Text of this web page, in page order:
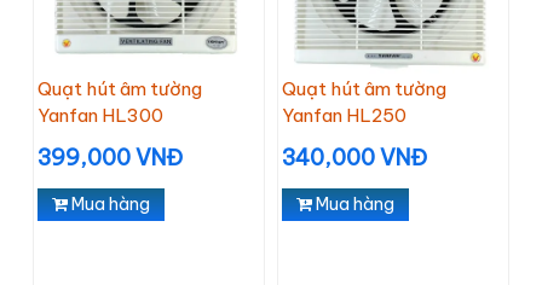
Quạt hút âm tường
Yanfan HL300
399,000 VNĐ
Mua hàng
Quạt hút âm tường
Yanfan HL250
340,000 VNĐ
Mua hàng